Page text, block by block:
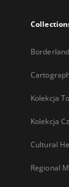
Kolekcja
Kolekcja
Cultural
Regional